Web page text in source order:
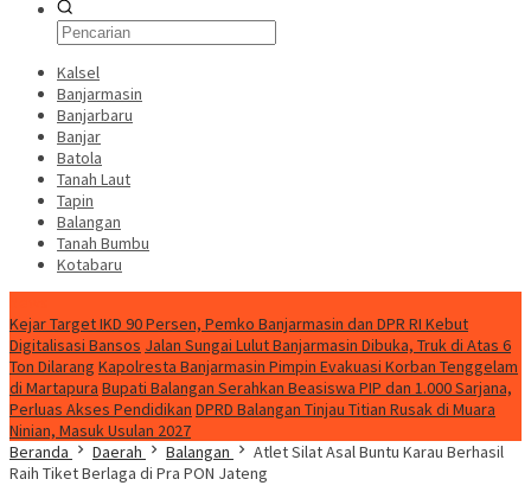
Kalsel
Banjarmasin
Banjarbaru
Banjar
Batola
Tanah Laut
Tapin
Balangan
Tanah Bumbu
Kotabaru
Kejar Target IKD 90 Persen, Pemko Banjarmasin dan DPR RI Kebut
Digitalisasi Bansos Jalan Sungai Lulut Banjarmasin Dibuka, Truk di Atas 6
Ton Dilarang Kapolresta Banjarmasin Pimpin Evakuasi Korban Tenggelam
di Martapura Bupati Balangan Serahkan Beasiswa PIP dan 1.000 Sarjana,
Perluas Akses Pendidikan DPRD Balangan Tinjau Titian Rusak di Muara
Ninian, Masuk Usulan 2027
Beranda
Daerah Balangan
Atlet Silat Asal Buntu Karau Berhasil
Raih Tiket Berlaga di Pra PON Jateng